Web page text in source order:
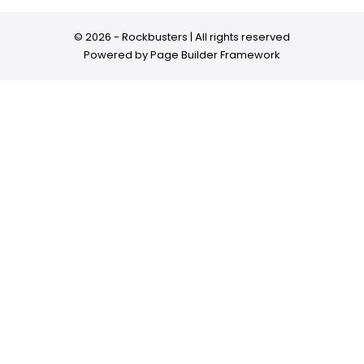
© 2026 - Rockbusters | All rights reserved
Powered byPage Builder Framework